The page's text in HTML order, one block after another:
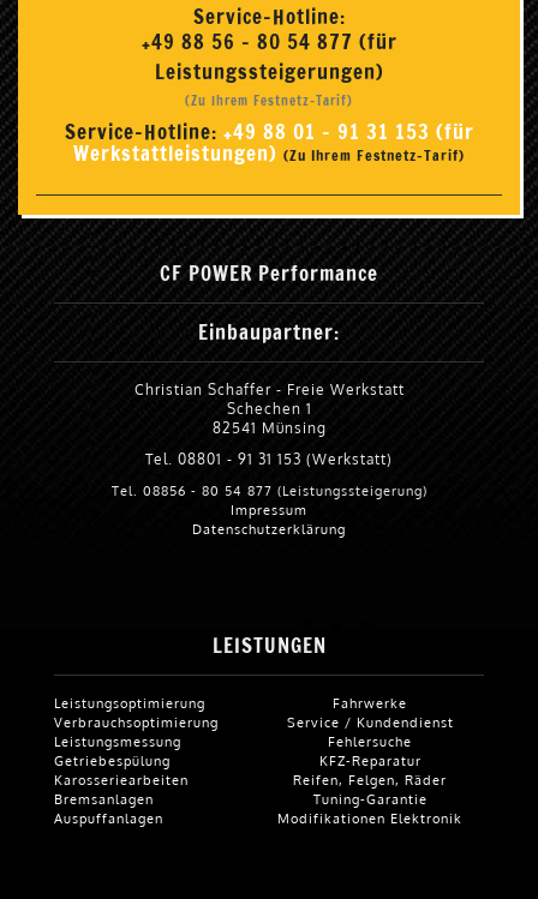
Service-Hotline:
+49 88 56 - 80 54 877 (für
Leistungssteigerungen)
(Zu Ihrem Festnetz-Tarif)
Service-Hotline: +49 88 01 - 91 31 153 (für
Werkstattleistungen) (Zu Ihrem Festnetz-Tarif)
CF POWER Performance
Einbaupartner:
Christian Schaffer - Freie Werkstatt
Schechen 1
82541 Münsing
Tel. 08801 - 91 31 153 (Werkstatt)
Tel. 08856 - 80 54 877 (Leistungssteigerung)
Impressum
Datenschutzerklärung
LEISTUNGEN
Leistungsoptimierung
Verbrauchsoptimierung
Leistungsmessung
Getriebespülung
Karosseriearbeiten
Bremsanlagen
Auspuffanlagen
Fahrwerke
Service / Kundendienst
Fehlersuche
KFZ-Reparatur
Reifen, Felgen, Räder
Tuning-Garantie
Modifikationen Elektronik